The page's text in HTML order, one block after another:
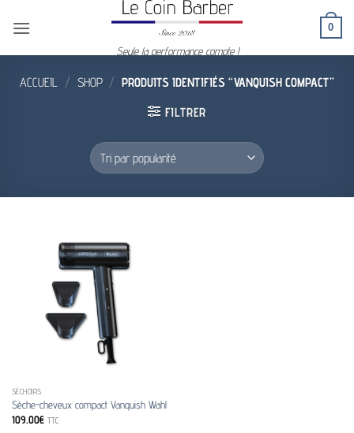
Seule la performance compte !
0
ACCUEIL / SHOP / PRODUITS IDENTIFIÉS “VANQUISH COMPACT”
FILTRER
SÉCHOIRS
Sèche-cheveux compact Vanquish Wahl
109.00€ TTC